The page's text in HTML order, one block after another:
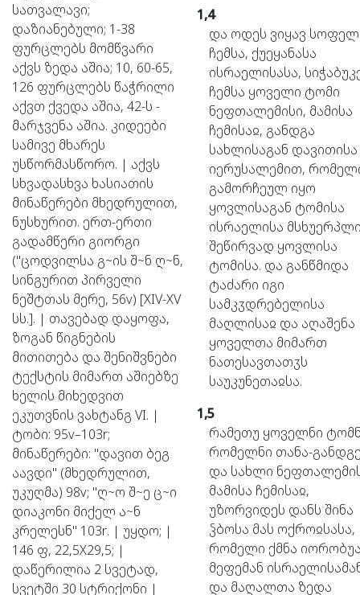
სათვალავი;
დაზიანებული; 1-38
ფურცლებს მომწვარი
აქვს ზედა აშია; 10, 60-65,
126 ფურცლებს წაჭრილი
აქვთ ქვედა აშია, 42-ს -
მარჯვენა აშია. კიდეები
სამივე მხარეს
უსწორმასწორო. | აქვს
სხვადასხვა ხასიათის
მინაწერები მხედრულით,
ნუსხურით. ერთ-ერთი
გადამწერი გიორგი
("ცოდვილსა გ~ის შ~ნ ღ~ნ,
სინგურით პირველი
ნეშტთას მერე, 56v) [XIV-XV
სს.]. | თავებად დაყოფა,
ზოგან წიგნების
მითითება და შენიშვნები
ტექსტის მიმართ აშიებზე
ხელის მიხედვით
ეკუთვნის ვახტანგ VI. |
ტობი: 95v–103r;
მინაწერები: "დავით ბეგ
აავდი" (მხედრულით,
უკუღმა) 98v; "ღ~ო შ~ე ც~ი
დიაკონი მიქელ ა~ნ
კრელესნ" 103r. | უყდო; |
146 ფ, 22,5X29,5; |
დაწერილია 2 სვეტად,
სვეტში 30 სტრიქონი |
1,4
და ოდეს ვიყავ
ჩემსა, ქუეყანასა
ისრაელისასა,
ჩემსა ყოველი ტომი
ნეფთალემისი, მამისა
ჩემისაჲ, განდგა
სახლისაგან დავითისა
იერუსალემით,
გამორჩეულ იყო
ყოვლისაგან ტომისა
ისრაელისა
შეწირვად ყოვლისა
ტომისა. და განწმიდა
ტაძარი იგი
სამკჳდრებელისა
მაღლისაჲ და აღაშენა
ყოველთა მიმართ
ნათესავთათჳს
საუკუნეთაჲსა.
1,5
რამეთუ ყოველნი
რომელნი თანა-
და სახლი
მამისა ჩემისაჲ,
უზორვიდეს დანს შინა
ჴბოსა მას ოქროჲსასა,
რომელი ქმნა
მეფემან
და მაღალთა ზედა